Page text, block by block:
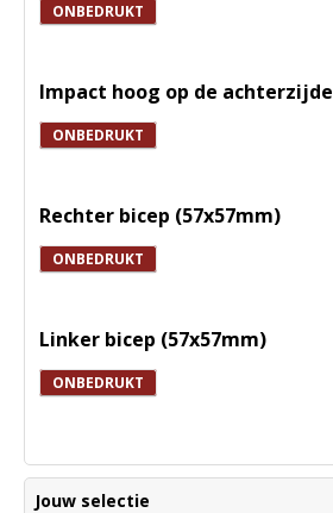
ONBEDRUKT
Impact hoog op de
ONBEDRUKT
Rechter bicep (57x57mm)
ONBEDRUKT
Linker bicep (57x57mm)
ONBEDRUKT
Jouw selectie